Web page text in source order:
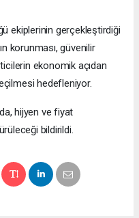
ekiplerinin gerçekleştirdiği
korunması, güvenilir
ekonomik açıdan
hedefleniyor.
hijyen ve fiyat
bildirildi.